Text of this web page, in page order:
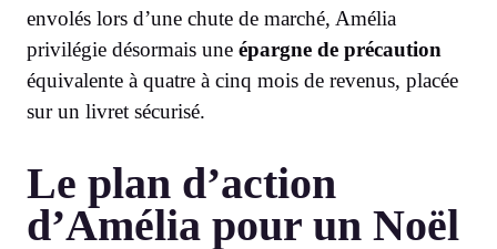
envolés lors d’une chute de marché, Amélia
privilégie désormais une épargne de précaution
équivalente à quatre à cinq mois de revenus, placée
sur un livret sécurisé.
Le plan d’action
d’Amélia pour un Noël